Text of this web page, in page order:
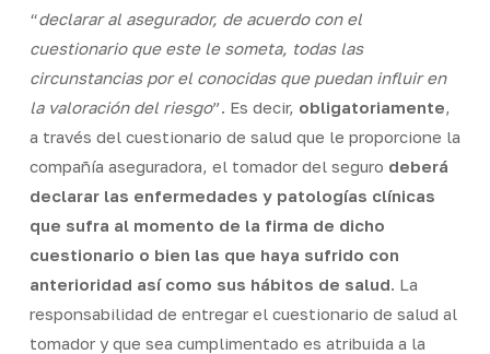
“declarar al asegurador, de acuerdo con el
cuestionario que este le someta, todas las
circunstancias por el conocidas que puedan influir en
la valoración del riesgo”. Es decir, obligatoriamente
a través del cuestionario de salud que le proporcione la
compañía aseguradora, el tomador del seguro deberá
declarar las enfermedades y patologías clínicas
que sufra al momento de la firma de dicho
cuestionario o bien las que haya sufrido con
anterioridad así como sus hábitos de salud . La
responsabilidad de entregar el cuestionario de salud al
tomador y que sea cumplimentado es atribuida a la